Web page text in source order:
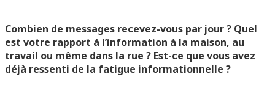
Combien de messages recevez-vous par jour ? Quel
est votre rapport à l’information à la maison, au
travail ou même dans la rue ? Est-ce que vous avez
déjà ressenti de la fatigue informationnelle ?